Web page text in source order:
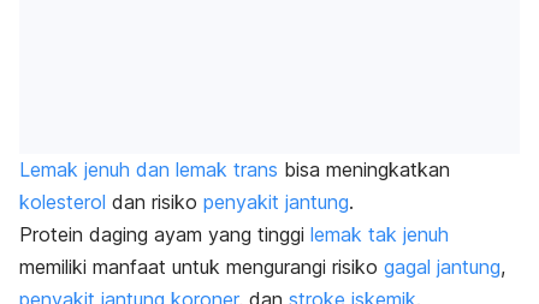
Lemak jenuh dan lemak trans bisa meningkatkan
kolesterol dan risiko penyakit jantung.
Protein daging ayam yang tinggi lemak tak jenuh
memiliki manfaat untuk mengurangi risiko gagal jantung,
penyakit jantung koroner, dan stroke iskemik.